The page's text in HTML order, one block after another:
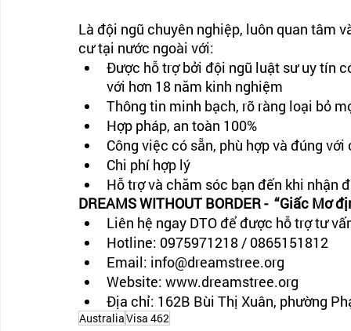
Là đội ngũ chuyên nghiệp, luôn quan tâm
cư tại nước ngoài với:
Được hỗ trợ bởi đội ngũ luật sư uy tín
với hơn 18 năm kinh nghiệm
Thông tin minh bạch, rõ ràng loại bỏ
Hợp pháp, an toàn 100%
Công việc có sẵn, phù hợp và đúng
Chi phí hợp lý
Hỗ trợ và chăm sóc bạn đến khi nhận
DREAMS WITHOUT BORDER -  “Giấc Mơ
Liên hệ ngay DTO để được hỗ trợ tư
Hotline: 0975971218 / 0865151812
Email: info@dreamstree.org
Website: www.dreamstree.org
Địa chỉ: 162B Bùi Thị Xuân, phường
AustraliaVisa 462